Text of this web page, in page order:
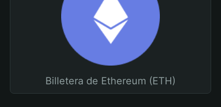
Billetera de Ethereum (ETH)